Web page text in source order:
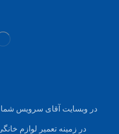
در وبسایت آقای سرویس شما
در زمینه تعمیر لوازم